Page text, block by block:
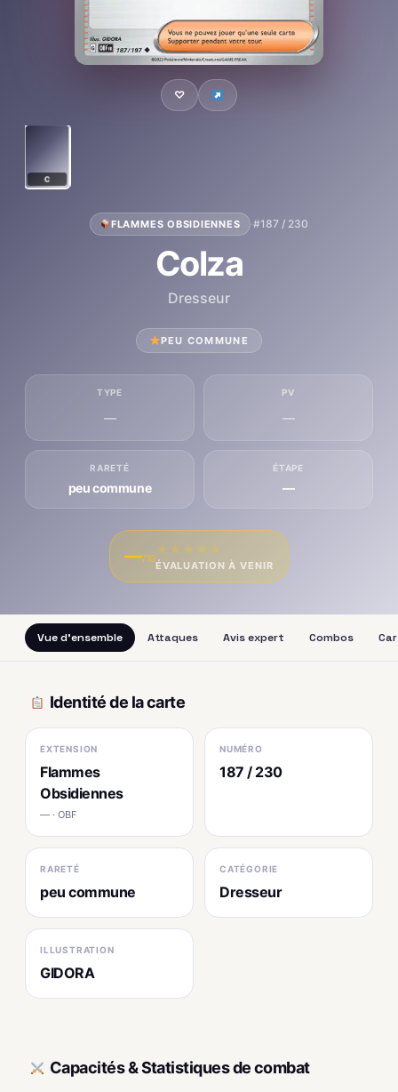
♡
C
FLAMMES OBSIDIENNES ·#187 / 230
Colza
Dresseur
PEU COMMUNE
TYPE
—
PV
—
RARETÉ
peu commune
ÉTAPE
—
—/10
★ ★ ★ ★ ★
ÉVALUATION À VENIR
Vue d'ensemble Attaques Avis expert Combos
Identité de la carte
EXTENSION
Flammes
Obsidiennes
— · OBF
NUMÉRO
187 / 230
RARETÉ
peu commune
CATÉGORIE
Dresseur
ILLUSTRATION
GIDORA
Capacités & Statistiques de combat